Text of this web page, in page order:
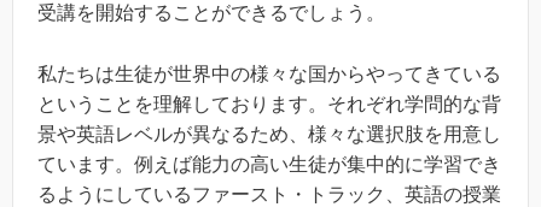
受講を開始することができるでしょう。
私たちは生徒が世界中の様々な国からやってきている
ということを理解しております。それぞれ学問的な背
景や英語レベルが異なるため、様々な選択肢を用意し
ています。例えば能力の高い生徒が集中的に学習でき
るようにしているファースト・トラック、英語の授業